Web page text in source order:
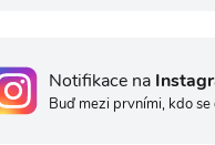
Notifikace na
Buď mezi prvními, kdo se